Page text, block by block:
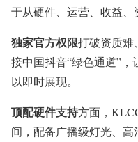
于从硬件、运营、收益、
独家官方权限打破资质难
接中国抖音“绿色通道”，
以即时展现。
顶配硬件支持方面，
间，配备广播级灯光、